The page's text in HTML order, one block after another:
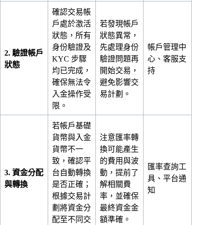
2. 驗證帳戶
狀態
確認交易帳
戶處於激活
狀態，所有
身份驗證及
KYC 步驟
均已完成，
確保無法令
入金操作受
限。
若發現帳戶
狀態異常，
先處理身份
驗證問題再
開始交易，
避免影響交
易計劃。
帳戶管理中
心、客服支
持
3. 資金分配
與轉換
若帳戶基礎
貨幣與入金
貨幣不一
致，確認平
台自動轉換
是否正確；
根據交易計
劃將資金分
配至不同交
注意匯率轉
換可能產生
的費用與波
動，提前了
解相關費
率，並確保
最終資金金
額準確。
匯率查詢工
具、平台通
知